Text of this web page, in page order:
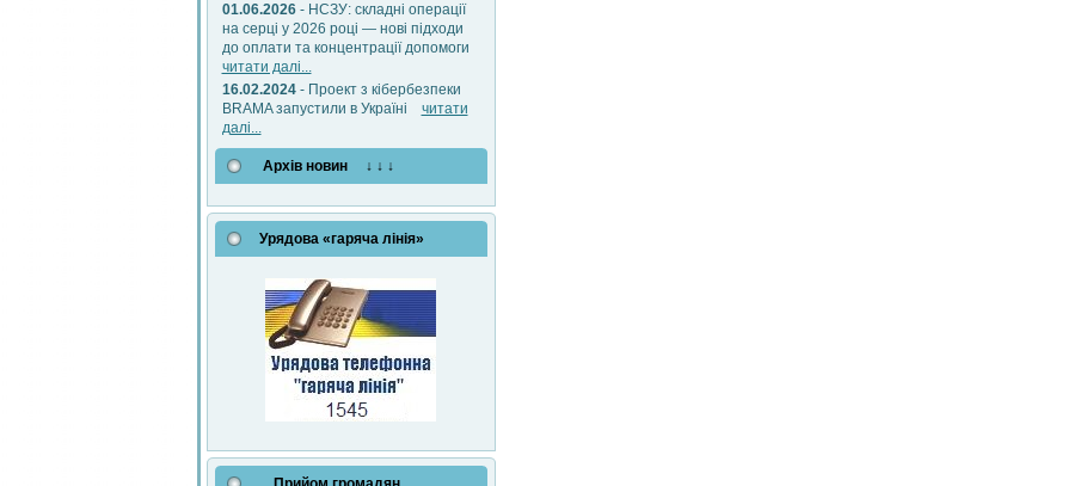
01.06.2026- НСЗУ: складні операції
на серці у 2026 році — нові підходи
до оплати та концентрації допомоги
читати далі...
16.02.2024- Проект з кібербезпеки
BRAMA запустили в Україні читати
далі...
Архів новин ↓ ↓ ↓
Урядова «гаряча лінія»